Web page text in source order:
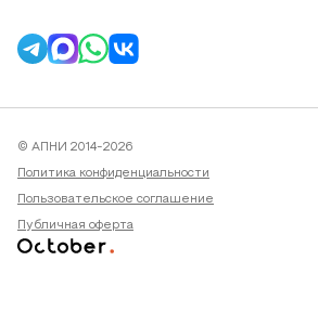
© АПНИ 2014-2026
Политика конфиденциальности
Пользовательское соглашение
Публичная оферта